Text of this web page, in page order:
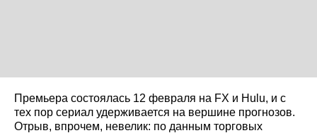
Премьера состоялась 12 февраля на FX и Hulu, и с
тех пор сериал удерживается на вершине прогнозов.
Отрыв, впрочем, невелик: по данным торговых